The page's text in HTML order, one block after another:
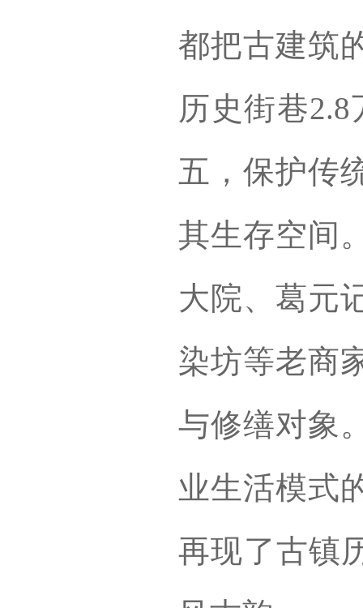
都把古建筑
历史街巷
五，保护传
其生存空间
大院、葛元
染坊等老商
与修缮对象
业生活模式
再现了古镇